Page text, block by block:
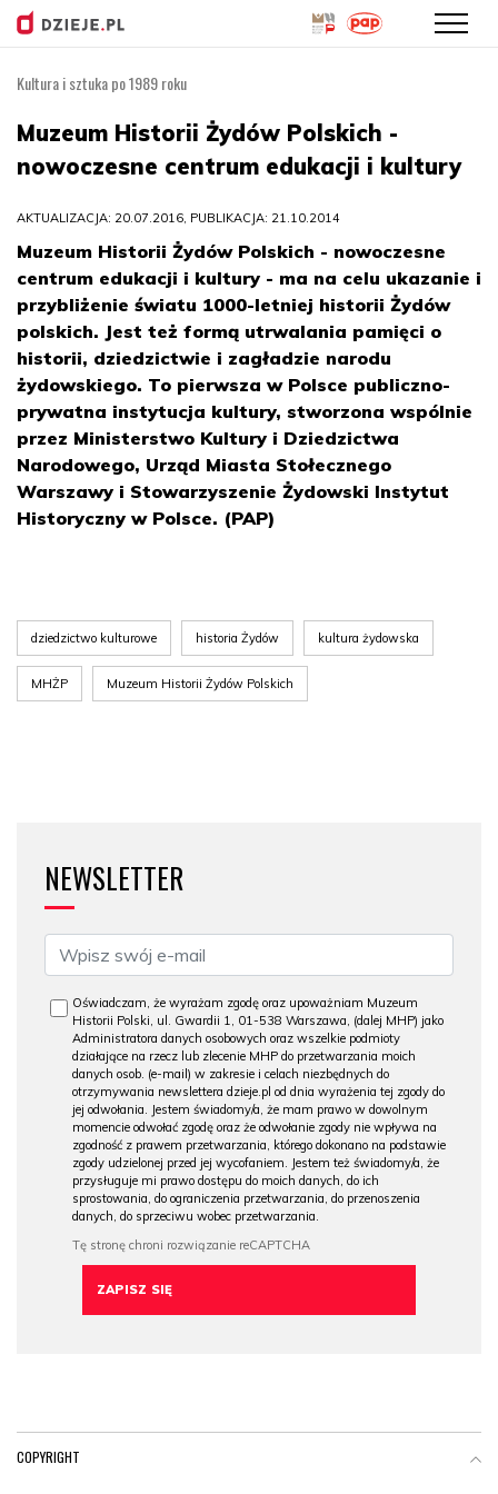
treści
Kultura i sztuka po 1989 roku
Muzeum Historii Żydów Polskich -
nowoczesne centrum edukacji i kultury
AKTUALIZACJA: 20.07.2016, PUBLIKACJA: 21.10.2014
Muzeum Historii Żydów Polskich - nowoczesne
centrum edukacji i kultury - ma na celu ukazanie i
przybliżenie światu 1000-letniej historii Żydów
polskich. Jest też formą utrwalania pamięci o
historii, dziedzictwie i zagładzie narodu
żydowskiego. To pierwsza w Polsce publiczno-
prywatna instytucja kultury, stworzona wspólnie
przez Ministerstwo Kultury i Dziedzictwa
Narodowego, Urząd Miasta Stołecznego
Warszawy i Stowarzyszenie Żydowski Instytut
Historyczny w Polsce. (PAP)
dziedzictwo kulturowe historia Żydów kultura żydowska
MHŻP Muzeum Historii Żydów Polskich
NEWSLETTER
Oświadczam, że wyrażam zgodę oraz upoważniam Muzeum
Historii Polski, ul. Gwardii 1, 01-538 Warszawa, (dalej MHP) jako
Administratora danych osobowych oraz wszelkie podmioty
działające na rzecz lub zlecenie MHP do przetwarzania moich
danych osob. (e-mail) w zakresie i celach niezbędnych do
otrzymywania newslettera dzieje.pl od dnia wyrażenia tej zgody do
jej odwołania. Jestem świadomy/a, że mam prawo w dowolnym
momencie odwołać zgodę oraz że odwołanie zgody nie wpływa na
zgodność z prawem przetwarzania, którego dokonano na podstawie
zgody udzielonej przed jej wycofaniem. Jestem też świadomy/a, że
przysługuje mi prawo dostępu do moich danych, do ich
sprostowania, do ograniczenia przetwarzania, do przenoszenia
danych, do sprzeciwu wobec przetwarzania.
COPYRIGHT